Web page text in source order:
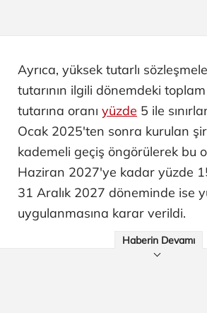
Ayrıca, yüksek tutarlı
tutarının ilgili dönemdeki
tutarına oranı yüzde 5 ile
Ocak 2025'ten sonra kurulan
kademeli geçiş öngörülerek bu
Haziran 2027'ye kadar yüzde
31 Aralık 2027 döneminde ise
uygulanmasına karar verildi.
Haberin Devamı